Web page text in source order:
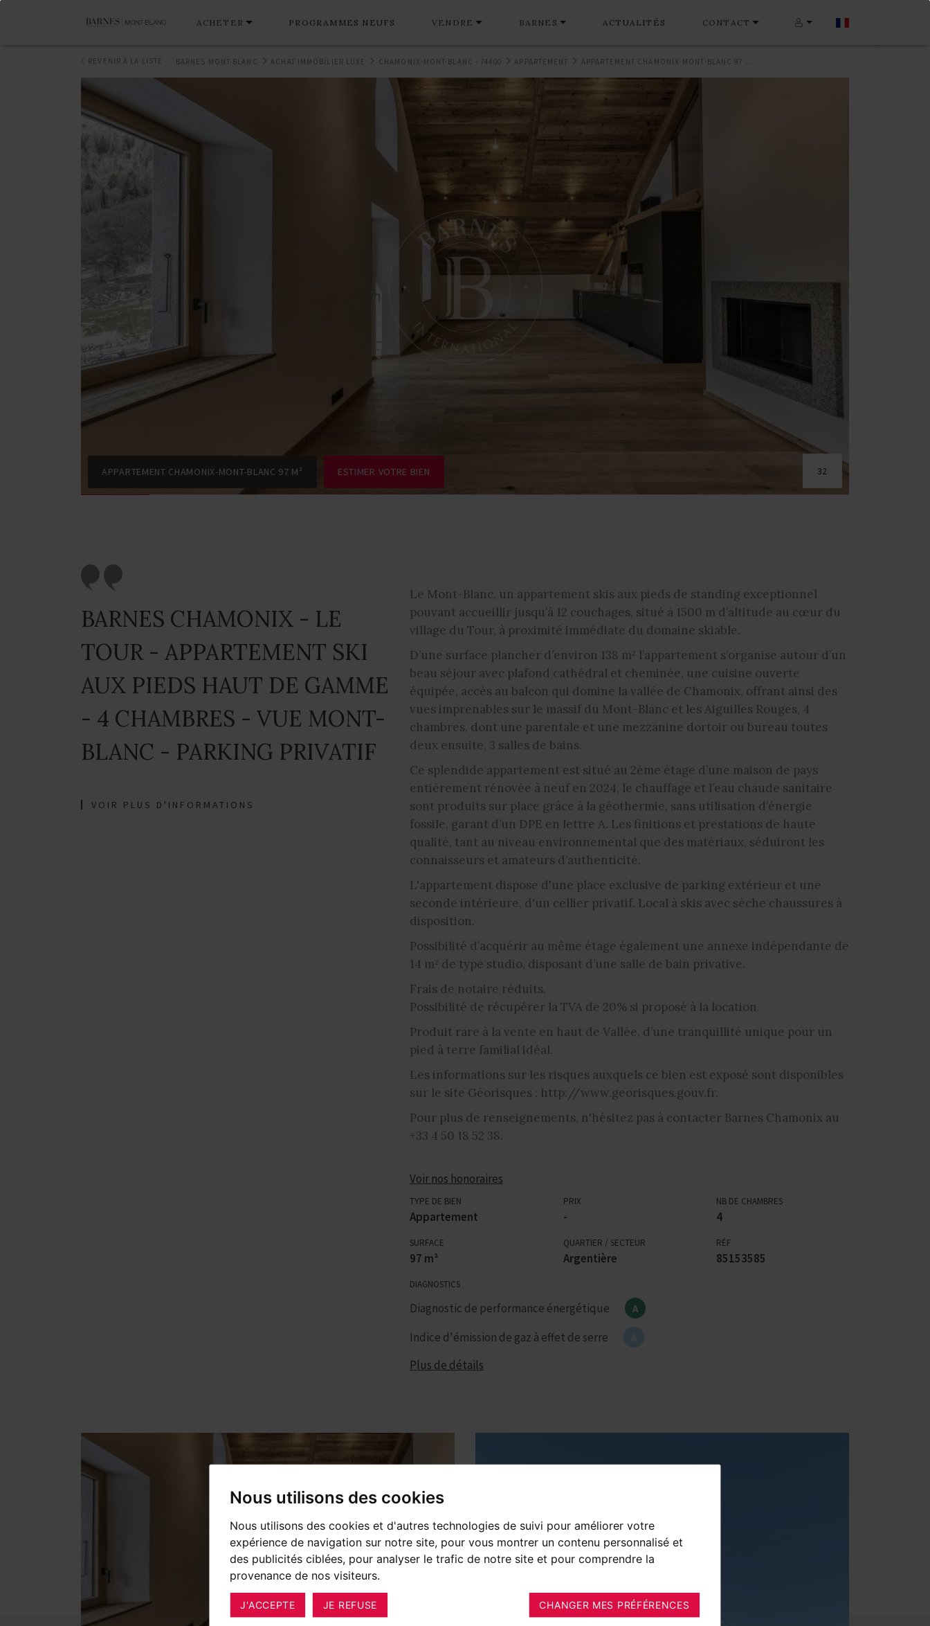
Nous utilisons des cookies
Nous utilisons des cookies et d'autres technologies de suivi pour améliorer votre
expérience de navigation sur notre site, pour vous montrer un contenu personnalisé et
des publicités ciblées, pour analyser le trafic de notre site et pour comprendre la
provenance de nos visiteurs.
J'ACCEPTE JE REFUSE CHANGER MES PRÉFÉRENCES
ACHETER PROGRAMMES NEUFS VENDRE BARNES ACTUALITÉS CONTACT
BARNES MONT-BLANC ACHAT IMMOBILIER LUXE CHAMONIX-MONT-BLANC - 74400 APPARTEMENT
REVENIR À LA LISTE
APPARTEMENT CHAMONIX-MONT-BLANC 97 M² ESTIMER VOTRE BIEN 32
BARNES CHAMONIX - LE
TOUR - APPARTEMENT SKI
AUX PIEDS HAUT DE GAMME
- 4 CHAMBRES - VUE MONT-
BLANC - PARKING PRIVATIF
VOIR PLUS D'INFORMATIONS
Le Mont-Blanc, un appartement skis aux pieds de standing exceptionnel
pouvant accueillir jusqu’à 12 couchages, situé à 1500 m d’altitude au cœur du
village du Tour, à proximité immédiate du domaine skiable.
D’une surface plancher d’environ 138 m² l’appartement s’organise autour d’un
beau séjour avec plafond cathédral et cheminée, une cuisine ouverte
équipée, accès au balcon qui domine la vallée de Chamonix, offrant ainsi des
vues imprenables sur le massif du Mont-Blanc et les Aiguilles Rouges, 4
chambres, dont une parentale et une mezzanine dortoir ou bureau toutes
deux ensuite, 3 salles de bains.
Ce splendide appartement est situé au 2ème étage d’une maison de pays
entièrement rénovée à neuf en 2024, le chauffage et l’eau chaude sanitaire
sont produits sur place grâce à la géothermie, sans utilisation d’énergie
fossile, garant d’un DPE en lettre A. Les finitions et prestations de haute
qualité, tant au niveau environnemental que des matériaux, séduiront les
connaisseurs et amateurs d’authenticité.
L'appartement dispose d'une place exclusive de parking extérieur et une
seconde intérieure, d'un cellier privatif. Local à skis avec sèche chaussures à
disposition.
Possibilité d’acquérir au même étage également une annexe indépendante de
14 m² de type studio, disposant d’une salle de bain privative.
Frais de notaire réduits.
Possibilité de récupérer la TVA de 20% si proposé à la location.
Produit rare à la vente en haut de Vallée, d’une tranquillité unique pour un
pied à terre familial idéal.
Les informations sur les risques auxquels ce bien est exposé sont disponibles
sur le site Géorisques : http://www.georisques.gouv.fr.
Pour plus de renseignements, n'hésitez pas à contacter Barnes Chamonix au
+33 4 50 18 52 38.
Voir nos honoraires
TYPE DE BIEN
Appartement
PRIX
-
NB DE CHAMBRES
4
SURFACE
97 m²
QUARTIER / SECTEUR
Argentière
RÉF
85153585
DIAGNOSTICS
Diagnostic de performance énergétique A
Indice d'émission de gaz à effet de serre
Plus de détails